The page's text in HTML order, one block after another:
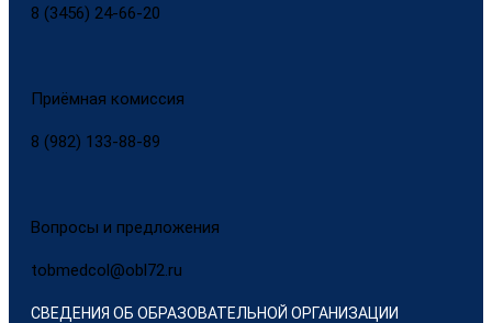
8 (3456) 24-66-20
Приёмная комиссия
8 (982) 133-88-89
Вопросы и предложения
tobmedcol@obl72.ru
СВЕДЕНИЯ ОБ ОБРАЗОВАТЕЛЬНОЙ ОРГАНИЗАЦИИ